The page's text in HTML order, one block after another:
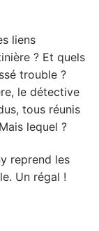
liens
? Et quels
trouble ?
le détective
tous réunis
lequel ?
reprend les
Un régal !